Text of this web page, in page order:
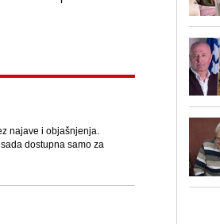
najave i objašnjenja.
dostupna samo za